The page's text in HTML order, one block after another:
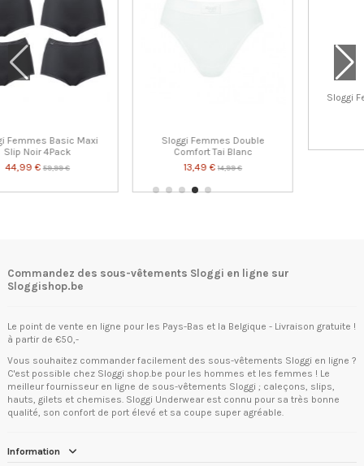
Sloggi Femmes Basic Short
Sloggi Men Basic
Commandez des sous-vêtements Sloggi en ligne sur
Sloggishop.be
Le point de vente en ligne pour les Pays-Bas et la Belgique - Livraison gratuite !
à partir de €50,-
Vous souhaitez commander facilement des sous-vêtements Sloggi en ligne ?
C'est possible chez Sloggi shop.be pour les hommes et les femmes ! Le
meilleur fournisseur en ligne de sous-vêtements Sloggi ; caleçons, slips,
hauts, gilets et chemises. Sloggi Underwear est connu pour sa très bonne
qualité, son confort de port élevé et sa coupe super agréable.
Information